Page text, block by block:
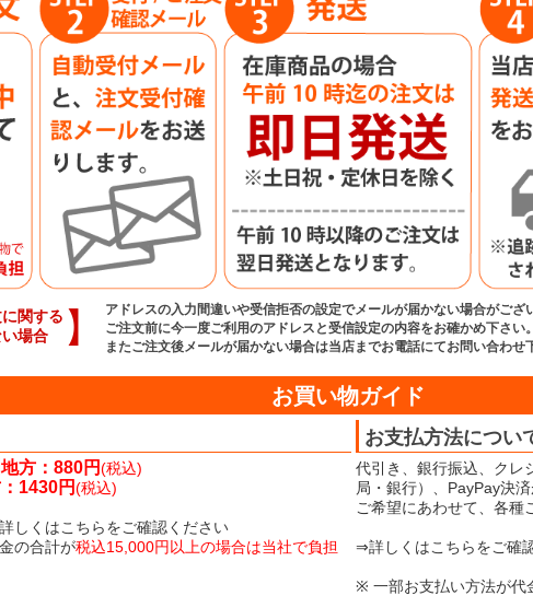
関する
場合
】
アドレスの入力間違いや受信拒否の設定でメールが届かない場合がござ
ご注文前に今一度ご利用のアドレスと受信設定の内容をお確かめ下さい。
またご注文後メールが届かない場合は当店までお電話にてお問い合わせ
お買い物ガイド
方：880円(税込)
1430円(税込)
しくはこちらをご確認ください
の合計が税込15,000円以上の場合は当社で負担
お支払方法につい
代引き、銀行振込、クレ
局・銀行）、PayPay決
ご希望にあわせて、各種
⇒詳しくはこちらをご確
※ 一部お支払い方法が代